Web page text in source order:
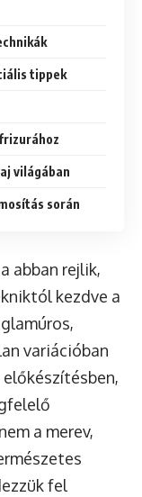
tippek
világában
során
abban rejlik,
kezdve a
variációban
a merev,
fel